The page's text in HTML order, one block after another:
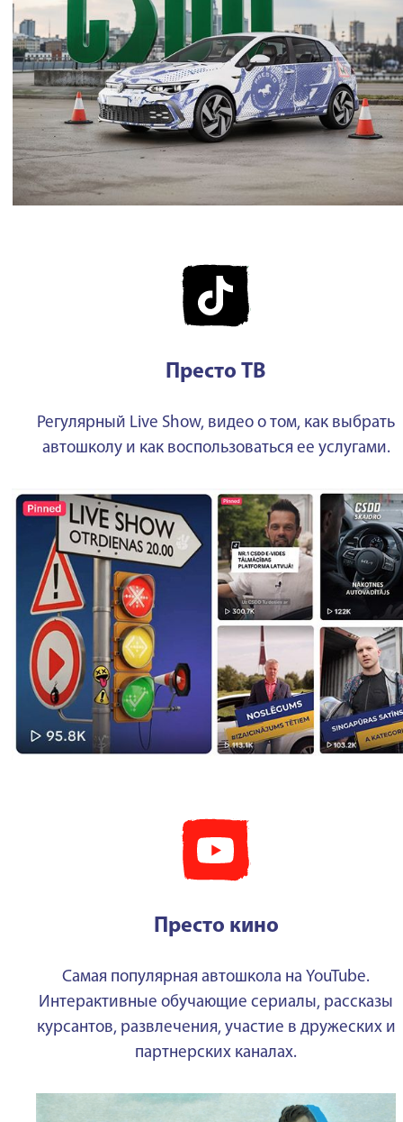
Престо ТВ
Регулярный Live Show, видео о том, как выбрать
автошколу и как воспользоваться ее услугами.
Престо кино
Самая популярная автошкола на YouTube.
Интерактивные обучающие сериалы, рассказы
курсантов, развлечения, участие в дружеских и
партнерских каналах.